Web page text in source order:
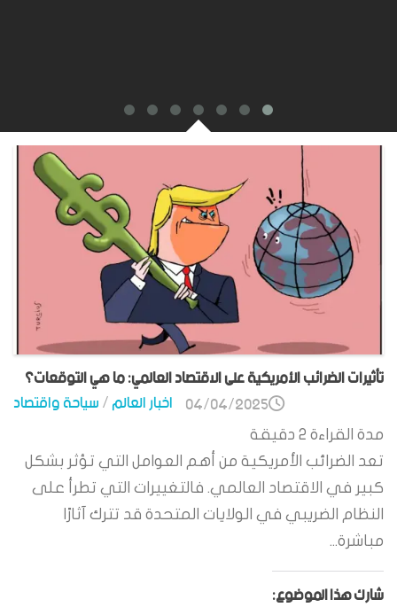
تأثيرات الضرائب الأمريكية على الاقتصاد العالمي: ما هي التوقعات؟
اخبار العالم/سياحة واقتصاد 04/04/2025
مدة القراءة 2 دقيقة
تعد الضرائب الأمريكية من أهم العوامل التي تؤثر بشكل
كبير في الاقتصاد العالمي. فالتغييرات التي تطرأ على
النظام الضريبي في الولايات المتحدة قد تترك آثارًا
مباشرة...
شارك هذا الموضوع: